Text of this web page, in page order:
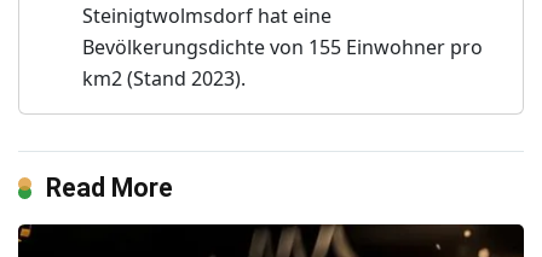
Steinigtwolmsdorf hat eine
Bevölkerungsdichte von 155 Einwohner pro
km2 (Stand 2023).
Read More